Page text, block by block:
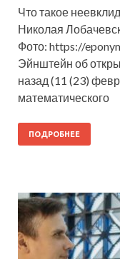
Что такое
Николая
Фото: https://
Эйнштейн об
назад (11 (23)
математического
ПОДРОБНЕЕ